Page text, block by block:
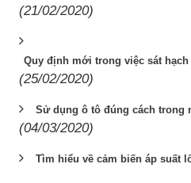
(21/02/2020)
Quy định mới trong việc sát
(25/02/2020)
Sử dụng ô tô đúng cách trong
(04/03/2020)
Tìm hiểu về cảm biến áp suất